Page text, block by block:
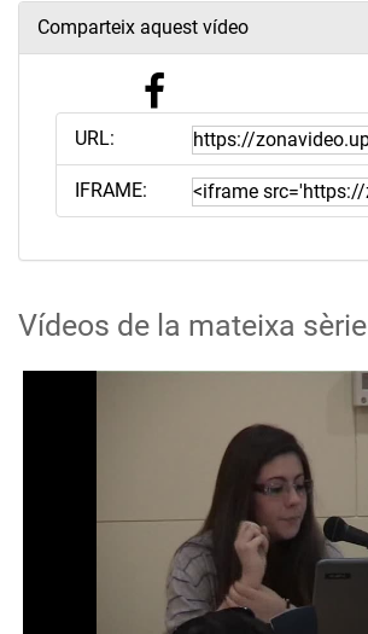
Comparteix aquest vídeo
URL:
IFRAME:
Vídeos de la mateixa sèrie